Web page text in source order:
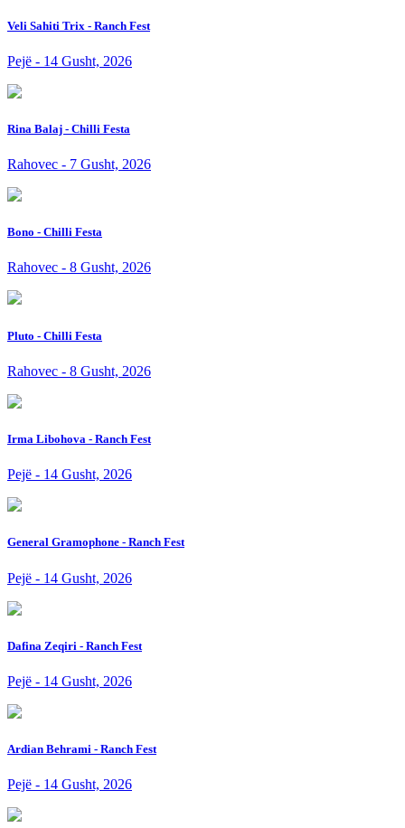
Veli Sahiti Trix - Ranch Fest
Pejë - 14 Gusht, 2026
Rina Balaj - Chilli Festa
Rahovec - 7 Gusht, 2026
Bono - Chilli Festa
Rahovec - 8 Gusht, 2026
Pluto - Chilli Festa
Rahovec - 8 Gusht, 2026
Irma Libohova - Ranch Fest
Pejë - 14 Gusht, 2026
General Gramophone - Ranch Fest
Pejë - 14 Gusht, 2026
Dafina Zeqiri - Ranch Fest
Pejë - 14 Gusht, 2026
Ardian Behrami - Ranch Fest
Pejë - 14 Gusht, 2026